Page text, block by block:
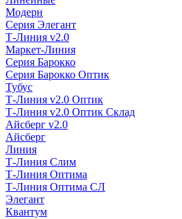
Модерн
Серия Элегант
Т-Линия v2.0
Маркет-Линия
Серия Барокко
Серия Барокко Оптик
Тубус
Т-Линия v2.0 Оптик
Т-Линия v2.0 Оптик Склад
Айсберг v2.0
Айсберг
Линия
Т-Линия Слим
Т-Линия Оптима
Т-Линия Оптима СЛ
Элегант
Квантум